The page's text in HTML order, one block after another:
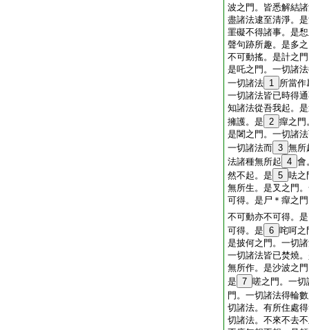
波之門。皆悉解結
盡諸法逮至清淨。
罣礙不得諸事。是
聲句跡所趣。是多
不可動搖。是計之
是吒之門。一切諸
一切諸法 1 所當作
一切諸法皆已時得
知諸法從吾我起。
擁護。是 2 癉之門
是闍之門。一切諸
一切諸法而 3 無所
法諸種無所起 4 會
然不起。是 5 呿之
無所生。是叉之門
可得。是尸＊癉之
不可動亦不可得。是
可得。是 6 咤呵之
是披何之門。一切
一切諸法皆已焚燒
無所作。是沙波之
是 7 嗟之門。一切
門。一切諸法得輪
切諸法。有所住處
切諸法。不來不去